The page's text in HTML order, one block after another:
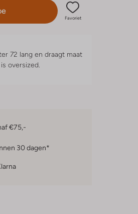
Favoriet
72 lang en draagt maat
isoversized.
€75,-
30 dagen*